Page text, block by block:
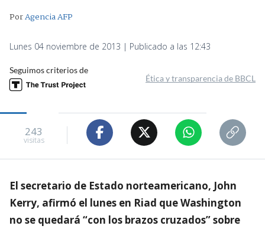
PorAgencia AFP
Lunes 04 noviembre de 2013 | Publicado a las 12:43
Seguimos criterios de
Ética y transparencia de BBCL
243
visitas
El secretario de Estado norteamericano, John
Kerry, afirmó el lunes en Riad que Washington
no se quedará “con los brazos cruzados” sobre